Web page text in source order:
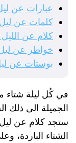
عبارات عن
كلمات عن ليل
كلام عن
خواطر عن ليل
بوستات عن
في كُل ليلة شتاء
الجميلة الى ذلك
ستجد كلام عن
الشتاء